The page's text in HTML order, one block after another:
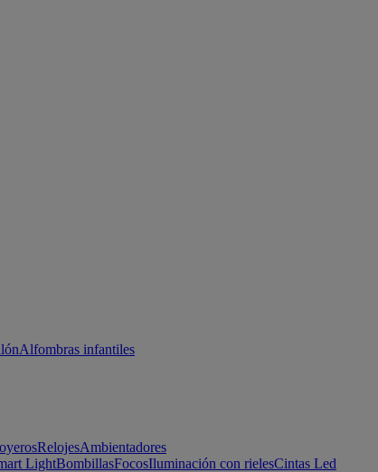
Alfombras infantiles
RelojesAmbientadores
LightBombillasFocosIluminación con rielesCintas Led